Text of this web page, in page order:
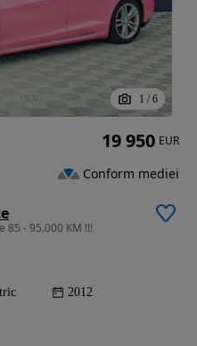
1 / 6
85 - 95.000 KM !!!
2012
19 950 EUR
Conform mediei